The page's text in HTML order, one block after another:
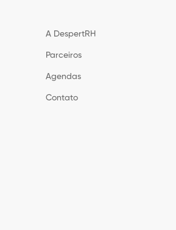
A DespertRH
Parceiros
Agendas
Contato